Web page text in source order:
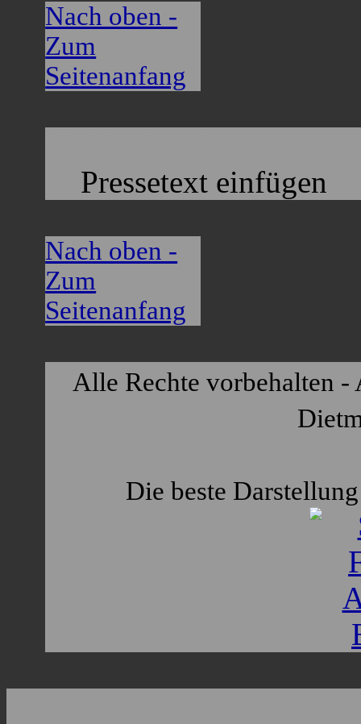
Nach oben -
Zum
Seitenanfang
Pressetext einfügen
Nach oben -
Zum
Seitenanfang
Alle Rechte vorbehalten
Die beste